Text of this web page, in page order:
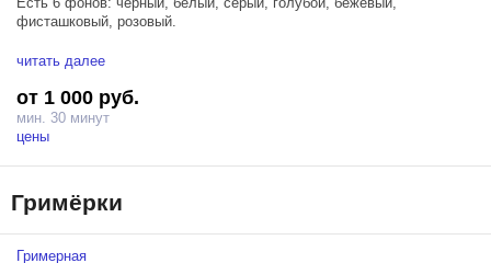
фисташковый, розовый.
Тех.оборудование:
ВНИМАНИЕ! В стандартную стоимость аренды входит 1м
бумажного фона. В случае использования дополнительных метров
хромакей (зеленый экран) за отдельную стоимость. По этому
читать далее
от 1 000 руб.
мин. 30 минут
цены
Гримёрки
Гримерная